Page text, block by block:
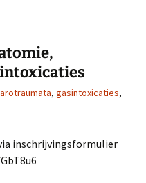
, gasintoxicaties,
inschrijvingsformulier